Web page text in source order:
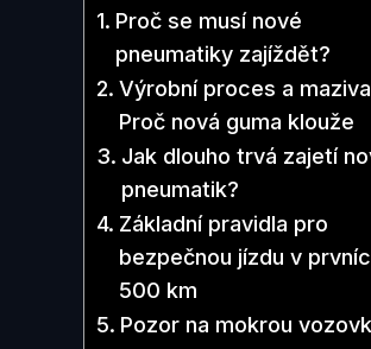
Proč se musí nové
pneumatiky zajíždět?
Výrobní proces a
Proč nová guma klouže
Jak dlouho trvá zajetí
pneumatik?
Základní pravidla pro
bezpečnou jízdu v
500 km
Pozor na mokrou